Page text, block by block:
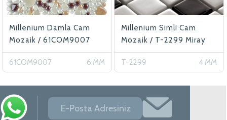
Millenium Damla Cam
Mozaik / 61COM9007
61COM9007 6 MM
Millenium Simli Cam
Mozaik / T-2299 Miray
T-2299 4 MM